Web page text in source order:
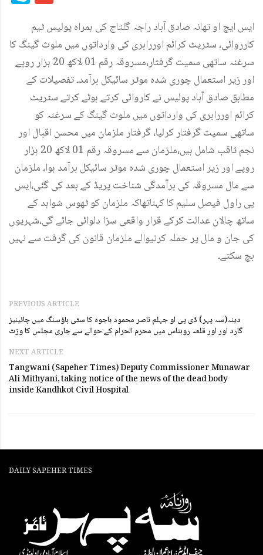
ایس ایچ او تھانہ صادق آباد راجہ گلتاج کی ہمراہ پولیس ٹیم
کارروائی، سٹریٹ کرائم اوررابری کی وارداتوں میں ملوث گینگ کا
سرغنہ ساتھی سمیت گرفتار،مسروقہ رقم 01 لاکھ 20 ہزار روپے
اور زیر استعمال چوری شدہ موٹر سائیکل برآمد۔ تفصیلات کے
مطابق صادق آباد پولیس نے کاروائی کرتے ہوئے کرتے سٹریٹ
کرائم اوررابری کی وارداتوں میں ملوث گینگ کے سرغنہ کو
ساتھی سمیت گرفتار کرلیا، گرفتار ملزمان میں محسن اقبال اور
نجم ثاقب شامل ہیں،ملزمان سے مسروقہ رقم 01 لاکھ 20 ہزار
روپے اور زیر استعمال چوری شدہ موٹر سائیکل برآمد ہوا، ملزمان
سے مال مسروقہ کی برآمدگی شناخت پریڈ کے بعد کی گئی،ایس
پی راول فیصل سلیم کا کہناتھاکہ ملزمان کو ٹھوس شواہد کے
ساتھ چالان عدالت کرکے قرار واقعی سزا دلوائی جائے گی،شہریوں
کی جان و مال پر حملہ کرنیوالے ملزمان قانون کی گرفت سے نہیں
بچ سکتے۔
PREVIOUS ARTICLE
دینہ(سہ پہر) ڈی پی او جہلم ناصر محمود باجوہ کا سٹی ہاؤسنگ میں چائینیز
گارد اور اور قلعہ روہتاس میں محرم الحرام کے حوالے سے جاری مجلس کا وزٹ
NEXT ARTICLE
Tangwani (Sapeher Times) Deputy Commissioner Munawar
Ali Mithyani, taking notice of the news of the dead body
inside Kandhkot Civil Hospital
DAILY SAPEHER TIMES